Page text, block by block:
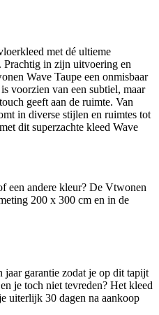
met dé ultieme
Prachtig in zijn uitvoering en
Wave Taupe een onmisbaar
voorzien van een subtiel, maar
geeft aan de ruimte. Van
in diverse stijlen en ruimtes tot
dit superzachte kleed Wave
een andere kleur? De Vtwonen
200 x 300 cm en in de
jaar garantie zodat je op dit tapijt
je toch niet tevreden? Het kleed
uiterlijk 30 dagen na aankoop